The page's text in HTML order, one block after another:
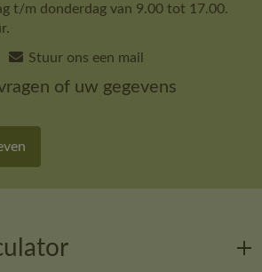
t/m donderdag van 9.00 tot 17.00.
Stuur ons een mail
of uw gegevens